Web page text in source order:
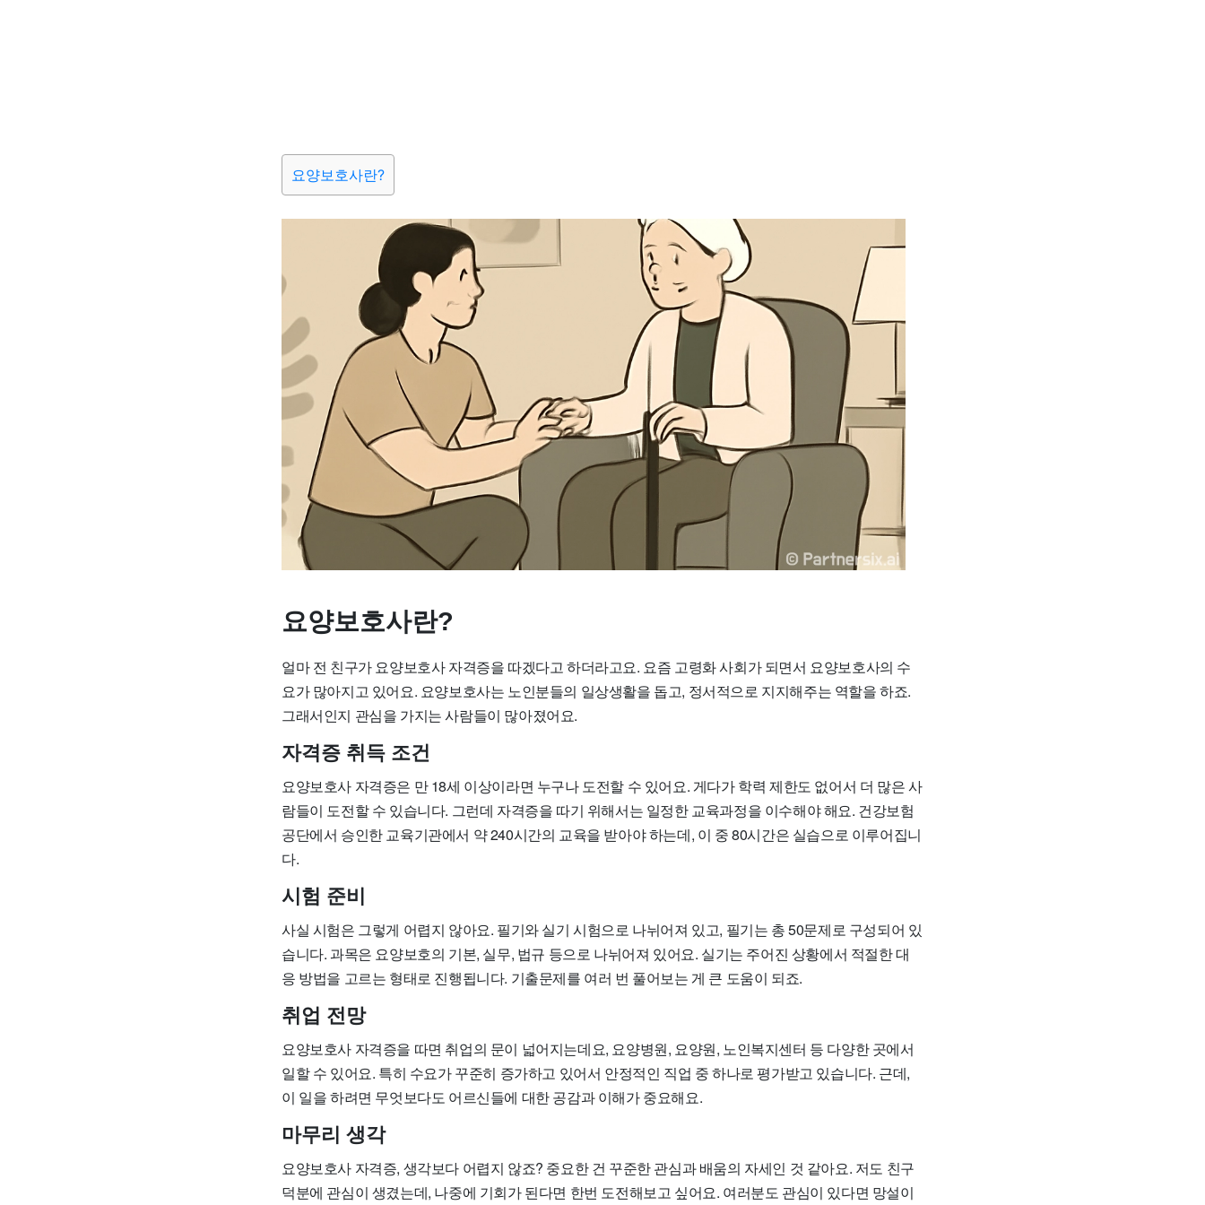
요양보호사란?
요양보호사란?
얼마 전 친구가 요양보호사 자격증을 따겠다고 하더라고요. 요즘 고령화 사회가 되면서 요양보호사의 수
요가 많아지고 있어요. 요양보호사는 노인분들의 일상생활을 돕고, 정서적으로 지지해주는 역할을 하죠.
그래서인지 관심을 가지는 사람들이 많아졌어요.
자격증 취득 조건
요양보호사 자격증은 만 18세 이상이라면 누구나 도전할 수 있어요. 게다가 학력 제한도 없어서 더 많은 사
람들이 도전할 수 있습니다. 그런데 자격증을 따기 위해서는 일정한 교육과정을 이수해야 해요. 건강보험
공단에서 승인한 교육기관에서 약 240시간의 교육을 받아야 하는데, 이 중 80시간은 실습으로 이루어집니
다.
시험 준비
사실 시험은 그렇게 어렵지 않아요. 필기와 실기 시험으로 나뉘어져 있고, 필기는 총 50문제로 구성되어 있
습니다. 과목은 요양보호의 기본, 실무, 법규 등으로 나뉘어져 있어요. 실기는 주어진 상황에서 적절한 대
응 방법을 고르는 형태로 진행됩니다. 기출문제를 여러 번 풀어보는 게 큰 도움이 되죠.
취업 전망
요양보호사 자격증을 따면 취업의 문이 넓어지는데요, 요양병원, 요양원, 노인복지센터 등 다양한 곳에서
일할 수 있어요. 특히 수요가 꾸준히 증가하고 있어서 안정적인 직업 중 하나로 평가받고 있습니다. 근데,
이 일을 하려면 무엇보다도 어르신들에 대한 공감과 이해가 중요해요.
마무리 생각
요양보호사 자격증, 생각보다 어렵지 않죠? 중요한 건 꾸준한 관심과 배움의 자세인 것 같아요. 저도 친구
덕분에 관심이 생겼는데, 나중에 기회가 된다면 한번 도전해보고 싶어요. 여러분도 관심이 있다면 망설이